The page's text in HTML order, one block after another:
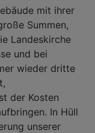
mit ihrer
Summen,
Landeskirche
und bei
wieder dritte
der Kosten
In Hüll
unserer